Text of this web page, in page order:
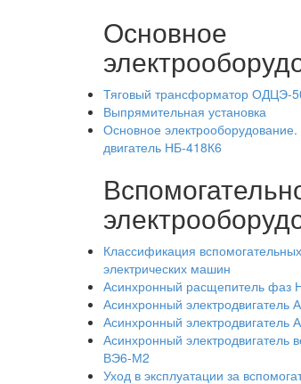
Основное
Тяговый трансформатор ОДЦЭ-
Выпрямительная установка
Основное электрооборудование.
двигатель НБ-418К6
Классификация вспомогательных
электрических машин
Асинхронный расщепитель фаз
Асинхронный электродвигатель
Асинхронный электродвигатель
Асинхронный электродвигатель
ВЭ6-М2
Уход в эксплуатации за